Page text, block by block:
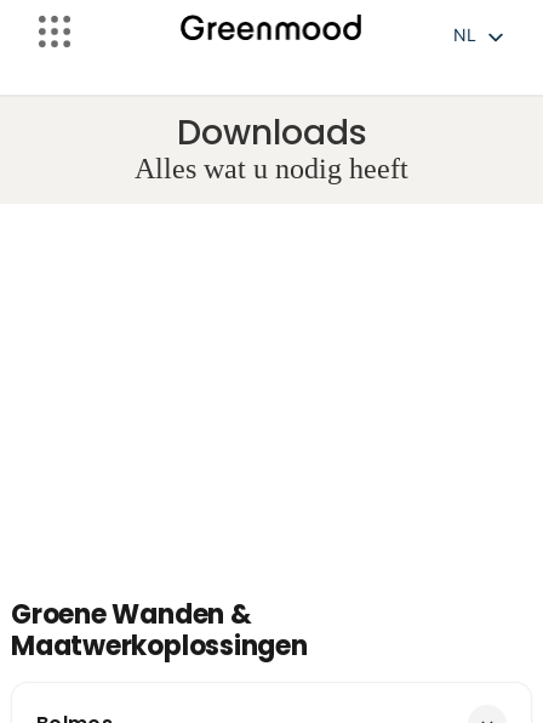
NL
Downloads
Alles wat u nodig heeft
Groene Wanden &
Maatwerkoplossingen